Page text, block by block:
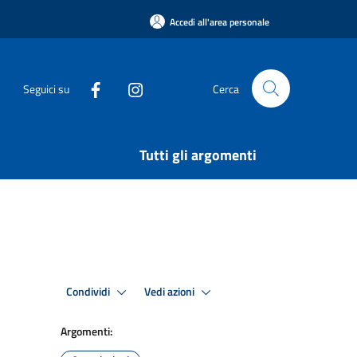
Accedi all'area personale
Seguici su Cerca
Tutti gli argomenti
Condividi Vedi azioni
Argomenti: